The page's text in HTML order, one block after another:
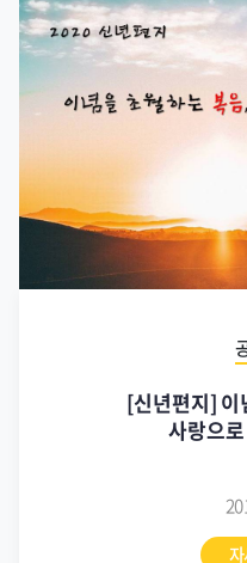
[신년편지] 이
사랑으